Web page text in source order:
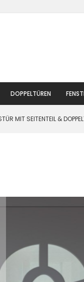
DOPPELTÜREN
MIT SEITENTEIL &